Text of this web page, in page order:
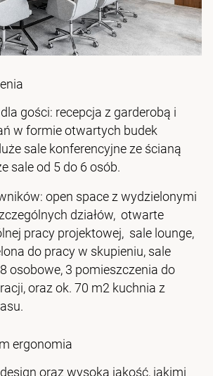
gości: recepcja z garderobą i
w formie otwartych budek
sale konferencyjne ze ścianą
sale od 5 do 6 osób.
open space z wydzielonymi
działów, otwarte
pracy projektowej, sale lounge,
do pracy w skupieniu, sale
osobowe, 3 pomieszczenia do
oraz ok. 70 m2 kuchnia z
ergonomia
oraz wysoka jakość, jakimi